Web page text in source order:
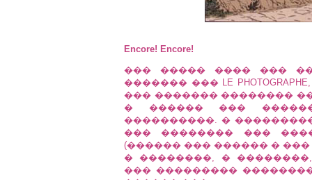
Encore! Encore!
��� ����� ���� ���
������� ��� LE
��� ������� ��������
� ������ ���
����������. �
��� �������� ���
(������ ��� ������ �
� ��������, �
��� ���������